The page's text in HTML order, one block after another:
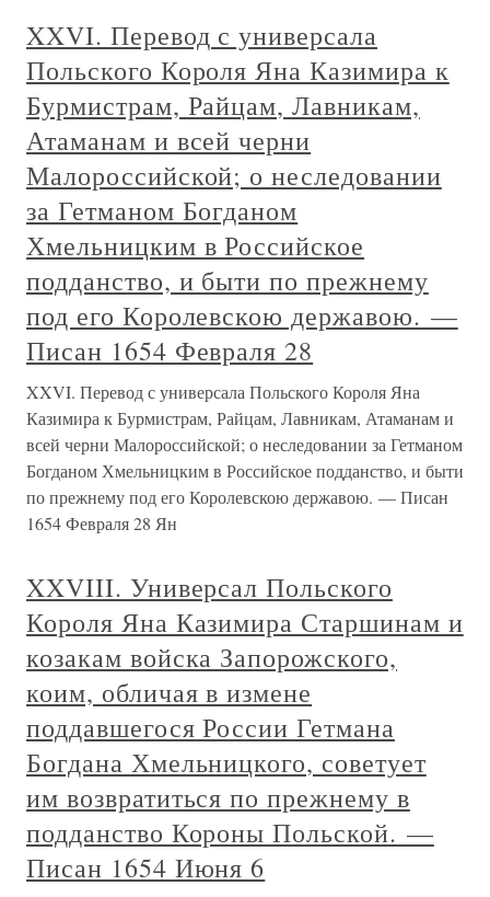
XXVI. Перевод с универсала
Польского Короля Яна Казимира к
Бурмистрам, Райцам, Лавникам,
Атаманам и всей черни
Малороссийской; о неследовании
за Гетманом Богданом
Хмельницким в Российское
подданство, и быти по прежнему
под его Королевскою державою. —
Писан 1654 Февраля 28
XXVI. Перевод с универсала Польского Короля Яна
Казимира к Бурмистрам, Райцам, Лавникам, Атаманам и
всей черни Малороссийской; о неследовании за Гетманом
Богданом Хмельницким в Российское подданство, и быти
по прежнему под его Королевскою державою. — Писан
1654 Февраля 28 Ян
XXVIII. Универсал Польского
Короля Яна Казимира Старшинам и
козакам войска Запорожского,
коим, обличая в измене
поддавшегося России Гетмана
Богдана Хмельницкого, советует
им возвратиться по прежнему в
подданство Короны Польской. —
Писан 1654 Июня 6